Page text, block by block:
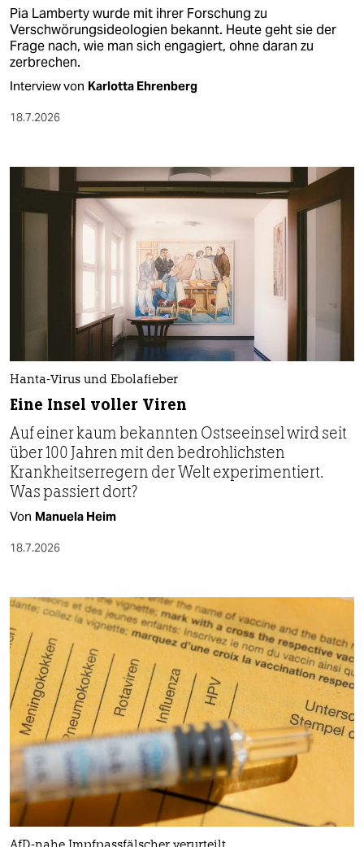
Pia Lamberty wurde mit ihrer Forschung zu
Verschwörungsideologien bekannt. Heute geht sie der
Frage nach, wie man sich engagiert, ohne daran zu
zerbrechen.
Interview von Karlotta Ehrenberg
18.7.2026
Hanta-Virus und Ebolafieber
Eine Insel voller Viren
Auf einer kaum bekannten Ostseeinsel wird seit
über 100 Jahren mit den bedrohlichsten
Krankheitserregern der Welt experimentiert.
Was passiert dort?
Von Manuela Heim
18.7.2026